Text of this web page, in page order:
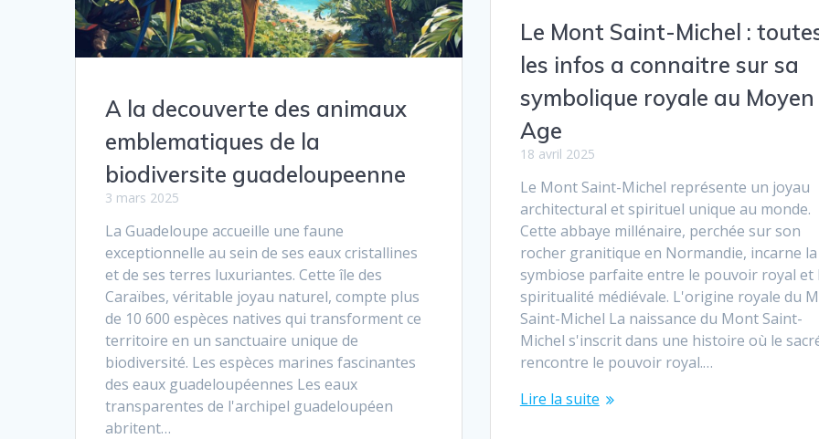
Le Mont Saint-Michel :
les infos a connaitre sur sa
symbolique royale au Moyen
Age
18 avril 2025
Le Mont Saint-Michel représente un joyau
architectural et spirituel unique au monde.
Cette abbaye millénaire, perchée sur son
rocher granitique en Normandie, incarne la
symbiose parfaite entre le pouvoir royal et
spiritualité médiévale. L'origine royale du
Saint-Michel La naissance du Mont Saint-
Michel s'inscrit dans une histoire où le
rencontre le pouvoir royal.…
Lire la suite
A la decouverte des animaux
emblematiques de la
biodiversite guadeloupeenne
3 mars 2025
La Guadeloupe accueille une faune
exceptionnelle au sein de ses eaux cristallines
et de ses terres luxuriantes. Cette île des
Caraïbes, véritable joyau naturel, compte plus
de 10 600 espèces natives qui transforment ce
territoire en un sanctuaire unique de
biodiversité. Les espèces marines fascinantes
des eaux guadeloupéennes Les eaux
transparentes de l'archipel guadeloupéen
abritent…